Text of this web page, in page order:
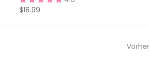
$18.99
Vorher